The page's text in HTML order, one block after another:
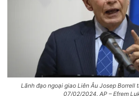
Lãnh đạo ngoại giao Liên Âu Josep Borrell
07/02/2024. AP – Efrem